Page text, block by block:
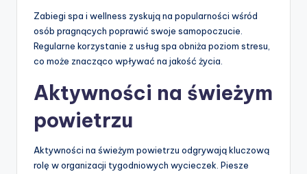
Zabiegi spa i wellness zyskują na popularności wśród
osób pragnących poprawić swoje samopoczucie.
Regularne korzystanie z usług spa obniża poziom stresu,
co może znacząco wpływać na jakość życia.
Aktywności na świeżym
powietrzu
Aktywności na świeżym powietrzu odgrywają kluczową
rolę w organizacji tygodniowych wycieczek. Piesze